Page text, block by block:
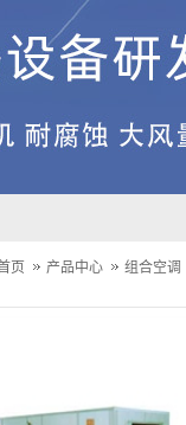
页 产品中心 组合空调